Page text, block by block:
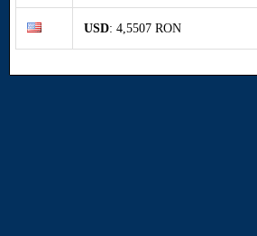
USD: 4,5507 RON